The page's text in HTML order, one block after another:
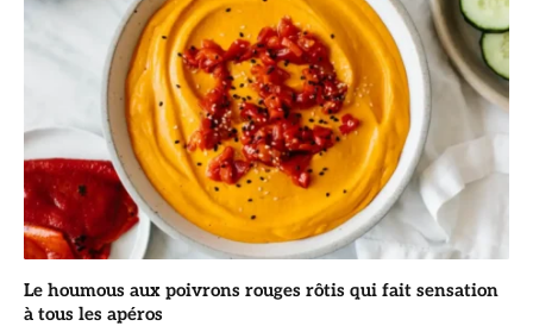
Le houmous aux poivrons rouges rôtis qui fait sensation
à tous les apéros